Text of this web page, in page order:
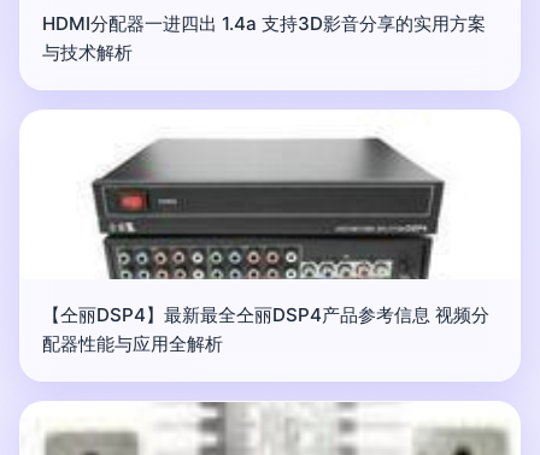
HDMI分配器一进四出 1.4a 支持3D影音分享的实用方案
与技术解析
【仝丽DSP4】最新最全仝丽DSP4产品参考信息 视频分
配器性能与应用全解析